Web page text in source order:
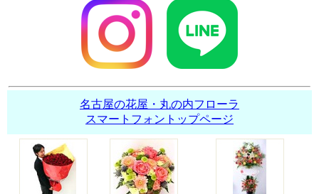
名古屋の花屋・丸の内フローラ
スマートフォントップページ